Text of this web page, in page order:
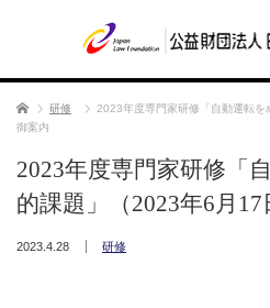
ホーム 研修
2023年度専門家研修「自動運転
御案内
2023年度専門家研修「
的課題」（2023年6月
2023.4.28 研修